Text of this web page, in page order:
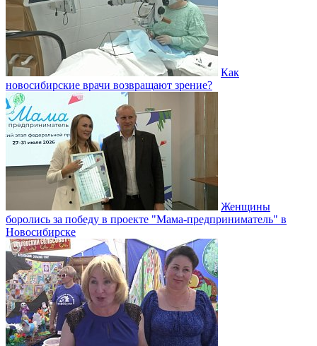
Как
новосибирские врачи возвращают зрение?
Женщины
боролись за победу в проекте "Мама-предприниматель" в
Новосибирске